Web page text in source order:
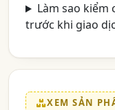
Làm sao
trước khi giao
XEM SẢN